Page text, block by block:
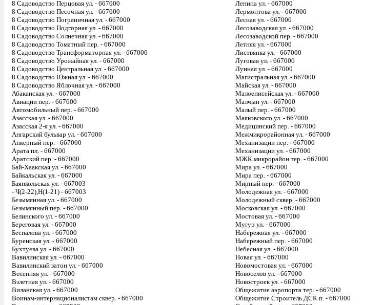
8 Садоводство Перцовая ул. - 667000
8 Садоводство Песочная ул. - 667000
8 Садоводство Пограничная ул. - 667000
8 Садоводство Подгорная ул. - 667000
8 Садоводство Солнечная ул. - 667000
8 Садоводство Томатный пер. - 667000
8 Садоводство Трансформаторная ул. - 667000
8 Садоводство Урожайная ул. - 667000
8 Садоводство Центральная ул. - 667000
8 Садоводство Южная ул. - 667000
8 Садоводство Яблочная ул. - 667000
Абаканская ул. - 667000
Авиации пер. - 667000
Автомобильный пер. - 667000
Азасская ул. - 667000
Азасская 2-я ул. - 667000
Ангарский бульвар ул. - 667000
Анкерный пер. - 667000
Арата пл. - 667000
Аратский пер. - 667000
Бай-Хаакская ул. - 667000
Байкальская ул. - 667000
Баянкольская ул. - 667003
- Ч(2-22),Н(1-21) - 667003
Безымянная ул. - 667000
Безымянный пер. - 667000
Белинского ул. - 667000
Береговая ул. - 667000
Беспалова ул. - 667000
Буренская ул. - 667000
Бухтуева ул. - 667000
Вавилинская ул. - 667000
Вавилинский затон ул. - 667000
Весенняя ул. - 667000
Взлетная ул. - 667000
Виланская ул. - 667000
Воинам-интернационалистам сквер. - 667000
Ленина ул. - 667000
Лермонтова ул. - 667000
Лесная ул. - 667000
Лесозаводская ул. - 667000
Лесозаводской пер. - 667000
Летняя ул. - 667000
Листвянка ул. - 667000
Луговая ул. - 667000
Лунная ул. - 667000
Магистральная ул. - 667000
Майская ул. - 667000
Малоенисейская ул. - 667000
Малчын ул. - 667000
Малый пер. - 667000
Маяковского ул. - 667000
Медицинский пер. - 667000
Межмикрорайонная ул. - 667000
Механизации пер. - 667000
Механизации ул. - 667000
МЖК микрорайон тер. - 667000
Мира ул. - 667000
Мира пер. - 667000
Мирный пер. - 667000
Молодежная ул. - 667000
Молодежный сквер. - 667000
Московская ул. - 667000
Мостовая ул. - 667000
Мугур ул. - 667000
Набережная ул. - 667000
Набережный пер. - 667000
Небесная ул. - 667000
Новая ул. - 667000
Новомостовая ул. - 667000
Новоселов ул. - 667000
Новостроек ул. - 667000
Общежитие аэропорта тер. - 667000
Общежитие Строитель ДСК п. - 667000